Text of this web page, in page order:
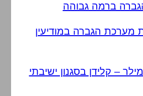
ברמה גבוהה
מערכת הגברה במודיעין
– קלידן בסגנון ישיבתי